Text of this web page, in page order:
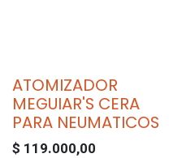
ATOMIZADOR
MEGUIAR'S CERA
PARA NEUMATICOS
$ 119.000,00